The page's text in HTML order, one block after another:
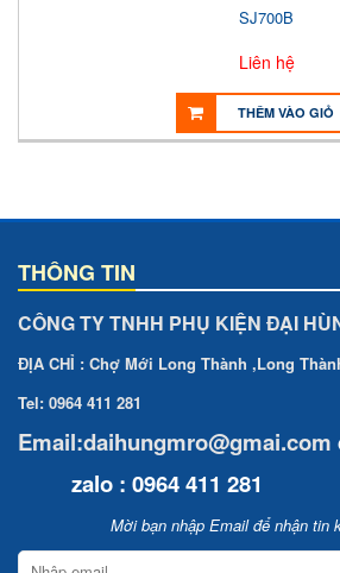
SJ700B
Liên hệ
THÊM VÀO GIỎ
THÔNG TIN
CÔNG TY TNHH PHỤ KIỆN ĐẠI
ĐỊA CHỈ : Chợ Mới Long Thành ,Long
Tel: 0964 411 281
Email:daihungmro@gmai.com
zalo : 0964 411 281
Mời bạn nhập Email để nhận tin